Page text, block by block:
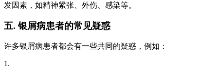
发因素，如精神紧张、外伤、感染等。
五. 银屑病患者的常见疑惑
许多银屑病患者都会有一些共同的疑惑，例如：
1.